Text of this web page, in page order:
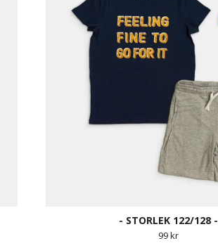
- STORLEK 122/128 -
99 kr